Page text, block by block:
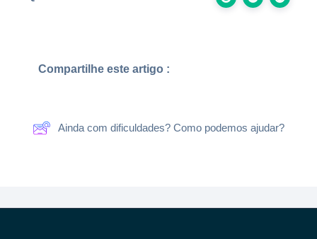
Compartilhe este artigo :
Ainda com dificuldades? Como podemos ajudar?